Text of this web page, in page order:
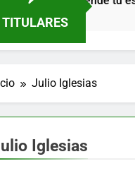
TITULARES
Julio Iglesias
Iglesias